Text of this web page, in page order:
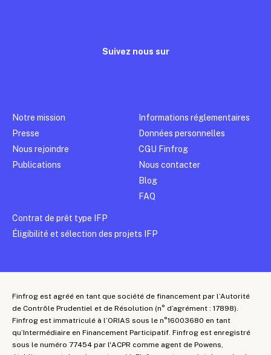
Suivez nous sur
Notre mission
Presse
Nous rejoindre
Publications
Informations réglementaires
Données personnelles
CGU Finfrog
Nous contacter
Blog
FAQ
Contrat de prêt type IFP
Éligibilité et sélection des projets IFP
Finfrog est agréé en tant que société de financement par l’Autorité
de Contrôle Prudentiel et de Résolution (n° d’agrément : 17898).
Finfrog est immatriculé à l’ORIAS sous le n°16003680 en tant
qu’Intermédiaire en Financement Participatif. Finfrog est enregistré
sous le numéro 77454 par l'ACPR comme agent de Powens,